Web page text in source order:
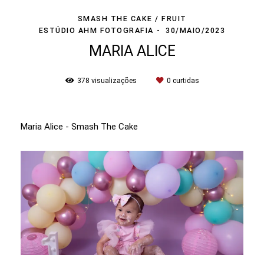
SMASH THE CAKE / FRUIT
ESTÚDIO AHM FOTOGRAFIA
30/MAIO/2023
MARIA ALICE
378 visualizações 0 curtidas
Maria Alice - Smash The Cake